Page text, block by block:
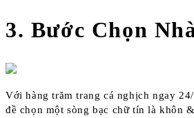
3. Bước Chọn
Với hàng trăm trang cá nghịch ngay
đề chọn một sòng bạc chữ tín là khôn